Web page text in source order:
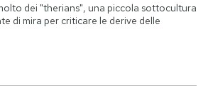
dei "therians", una piccola sottocultura
di mira per criticare le derive delle